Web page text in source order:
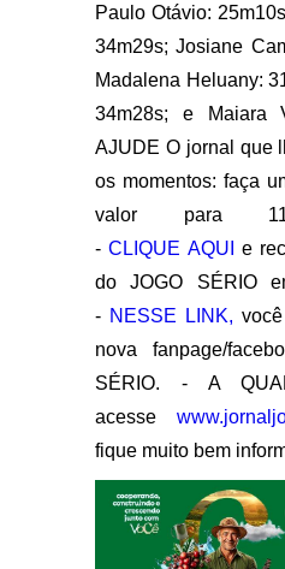
Paulo Otávio:
34m29s; Josiane
Madalena Heluany:
34m28s; e Maiara
AJUDE O jornal que
os momentos: faça
valor para
-CLIQUE AQUI
e
do JOGO SÉRIO
- NESSE LINK,
nova fanpage/
SÉRIO. - A
acesse
fique muito bem